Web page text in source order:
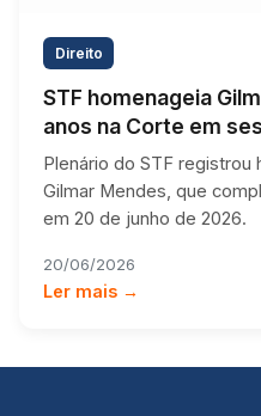
Direito
STF homenageia
anos na Corte em
Plenário do STF registrou
Gilmar Mendes, que
em 20 de junho de 2026.
20/06/2026
Ler mais →